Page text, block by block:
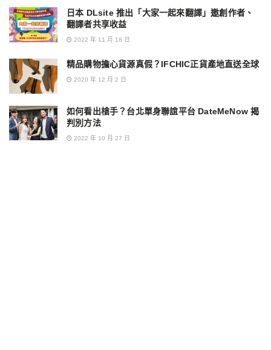
日本 DLsite 推出「大家一起來翻譯」邀創作者、
翻譯者共享收益
2022 年 11 月 18 日
精品購物擔心貨源真假？IFCHIC正貨產地直送全球
2020 年 12 月 2 日
如何看出槍手？台北單身聯誼平台 DateMeNow 揭
判別方法
2022 年 10 月 27 日